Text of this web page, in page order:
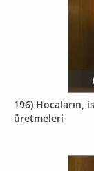
196) Hocaların,
üretmeleri